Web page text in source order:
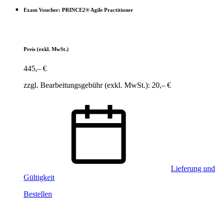
Exam Voucher: PRINCE2® Agile Practitioner
Preis (exkl. MwSt.)
445,– €
zzgl. Bearbeitungsgebühr (exkl. MwSt.): 20,– €
Lieferung und
Gültigkeit
Bestellen